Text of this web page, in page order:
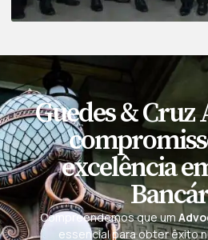
Guedes & Cruz
excelência
Compreendemos que um
essencial para obter êxito